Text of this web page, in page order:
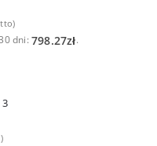
dni: 798.27zł.